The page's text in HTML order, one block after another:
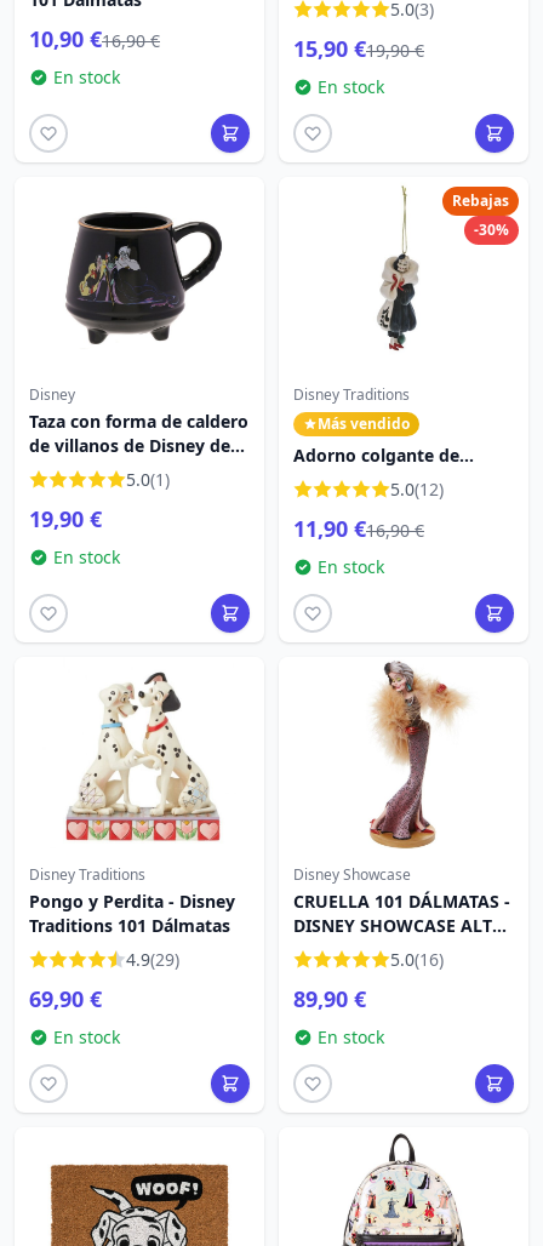
10,90 €16,90 €
En stock
5.0(3)
15,90 €19,90 €
En stock
Disney
Taza con forma de caldero
de villanos de Disney de
400 ml
5.0(1)
19,90 €
En stock
Rebajas
-30%
Disney Traditions
Más vendido
Adorno colgante de
Cruella - DISNEY
TRADITIONS
5.0(12)
11,90 €16,90 €
En stock
Disney Traditions
Pongo y Perdita - Disney
Traditions 101 Dálmatas
4.9(29)
69,90 €
En stock
Disney Showcase
CRUELLA 101 DÁLMATAS -
DISNEY SHOWCASE ALTA
COSTURA
5.0(16)
89,90 €
En stock